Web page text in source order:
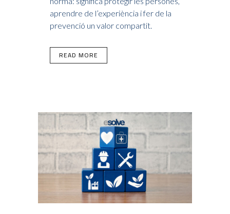
aprendre de l’experiència i fer de la
prevenció un valor compartit.
READ MORE